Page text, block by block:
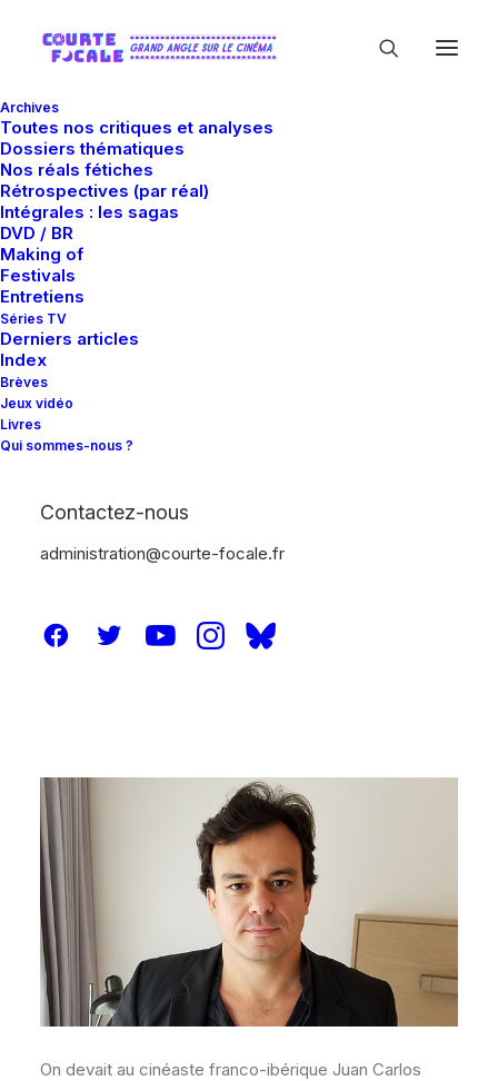
Archives
Toutes nos critiques et analyses
Dossiers thématiques
Nos réals fétiches
Rétrospectives (par réal)
Intégrales : les sagas
DVD / BR
Making of
Festivals
Entretiens
Séries TV
Derniers articles
Index
Brèves
Jeux vidéo
Livres
Qui sommes-nous ?
Contactez-nous
administration@courte-focale.fr
InEntretiens,Hallucinations collectives 2017
[ENTRETIEN] Juan
Carlos Medina (The
On devait au cinéaste franco-ibérique Juan Carlos